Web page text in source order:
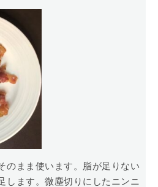
のまま使います。脂が足りない
します。微塵切りにしたニンニ